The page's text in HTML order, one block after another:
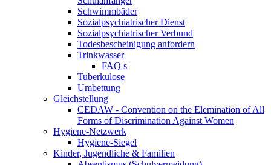
Schwimmbäder
Sozialpsychiatrischer Dienst
Sozialpsychiatrischer Verbund
Todesbescheinigung anfordern
Trinkwasser
FAQ s
Tuberkulose
Umbettung
Gleichstellung
CEDAW - Convention on the Elemination of All
Forms of Discrimination Against Women
Hygiene-Netzwerk
Hygiene-Siegel
Kinder, Jugendliche & Familien